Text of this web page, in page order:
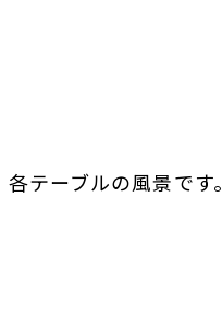
各テーブルの風景です。